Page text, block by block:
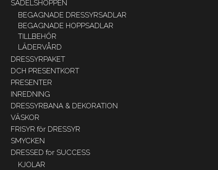
SADELSHOPPEN
BEGAGNADE DRESSYRSADLAR
BEGAGNADE HOPPSADLAR
TILLBEHÖR
LÄDERVÅRD
DRESSYRPAKET
DCH PRESENTKORT
PRESENTER
INREDNING
DRESSYRBANA & DEKORATION
VÄSKOR
FRISYR för DRESSYR
SMYCKEN
DRESSED for SUCCESS
KJOLAR